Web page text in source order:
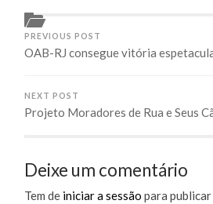
PREVIOUS POST
OAB-RJ consegue vitória
NEXT POST
Projeto Moradores de Rua e Seus
Deixe um comentário
Tem de iniciar a sessão para